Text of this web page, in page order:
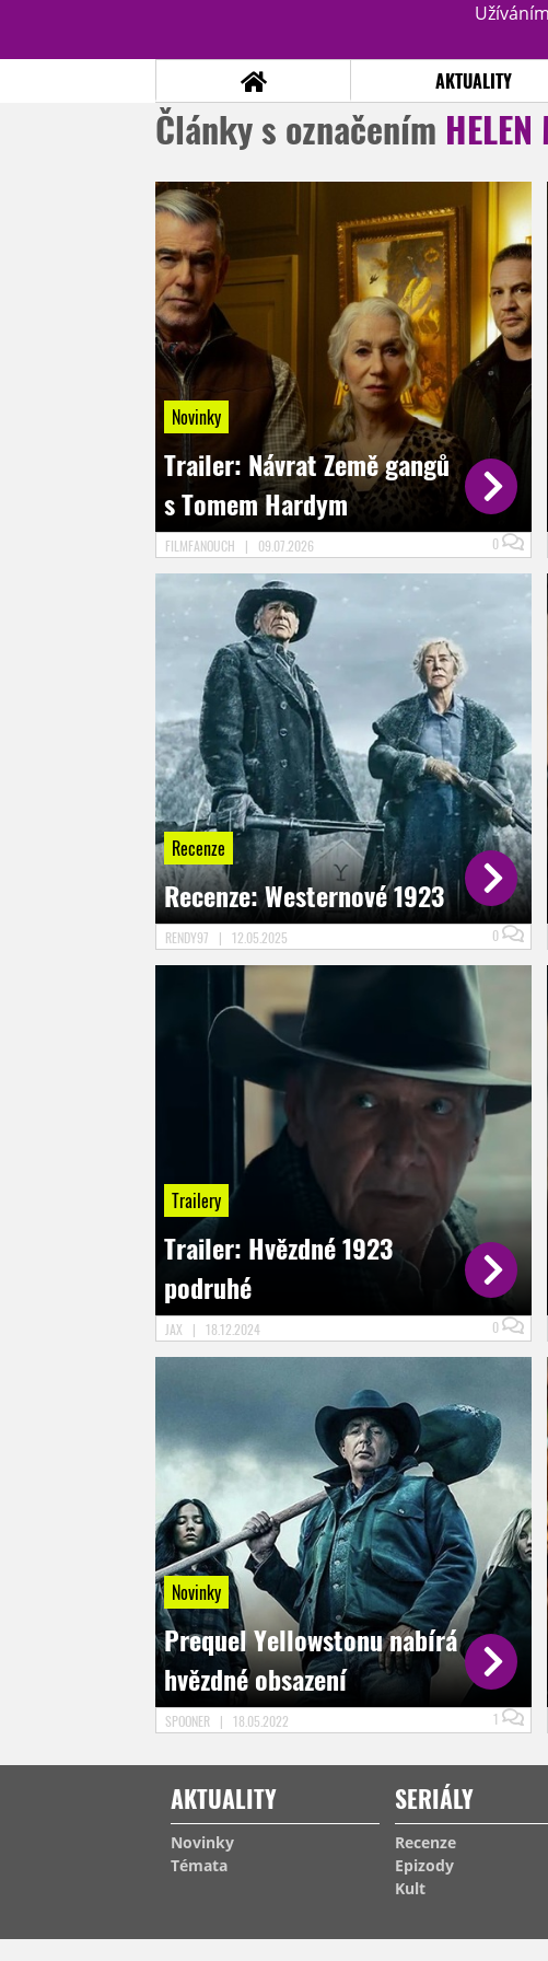
AKTUALITY
STATISTIKY
Články s označením
Novinky
Trailer: Návrat Země gangů
s Tomem Hardym
FILMFANOUCH | 09.07.2026 0
Recenze
Recenze: Westernové 1923
RENDY97 | 12.05.2025 0
Trailery
Trailer: Hvězdné 1923
podruhé
JAX | 18.12.2024 0
Novinky
Prequel Yellowstonu nabírá
hvězdné obsazení
SPOONER | 18.05.2022 1
AKTUALITY
Novinky
Témata
SERIÁLY
Recenze
Epizody
Kult